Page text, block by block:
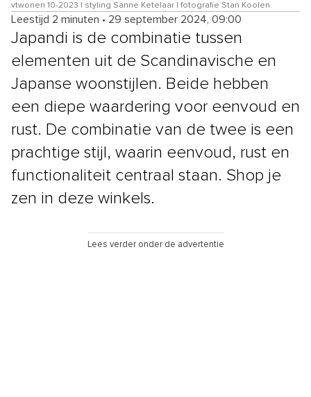
vtwonen 10-2023 | styling Sanne Ketelaar | fotografie Stan Koolen
Leestijd 2 minuten • 29 september 2024, 09:00
Japandi is de combinatie tussen
elementen uit de Scandinavische en
Japanse woonstijlen. Beide hebben
een diepe waardering voor eenvoud en
rust. De combinatie van de twee is een
prachtige stijl, waarin eenvoud, rust en
functionaliteit centraal staan. Shop je
zen in deze winkels.
Lees verder onder de advertentie